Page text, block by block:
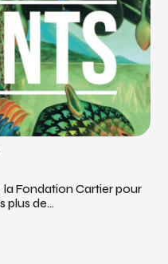
la Fondation Cartier pour
plus de...